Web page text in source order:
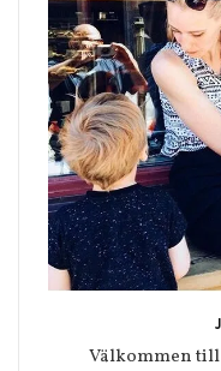
Välkommen till